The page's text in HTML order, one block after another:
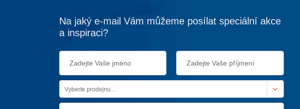
Na jaký e-mail Vám můžeme posílat speciální akce
a inspiraci?
Vyberte prodejnu…